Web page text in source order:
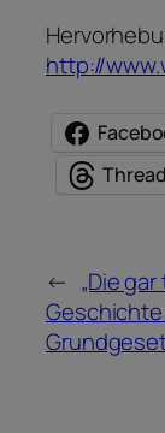
http://
← „Die